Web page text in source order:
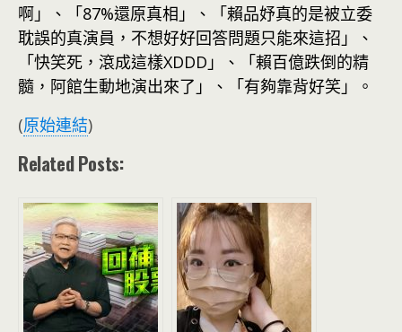
啊」、「87%還原真相」、「賴品妤真的是被立委
耽誤的真演員，不想好好回答問題只能來這招」、
「快笑死，滾成這樣XDDD」、「賴百億跌倒的精
髓，阿館生動地演出來了」、「有夠靠背好笑」。
(原始連結)
Related Posts: